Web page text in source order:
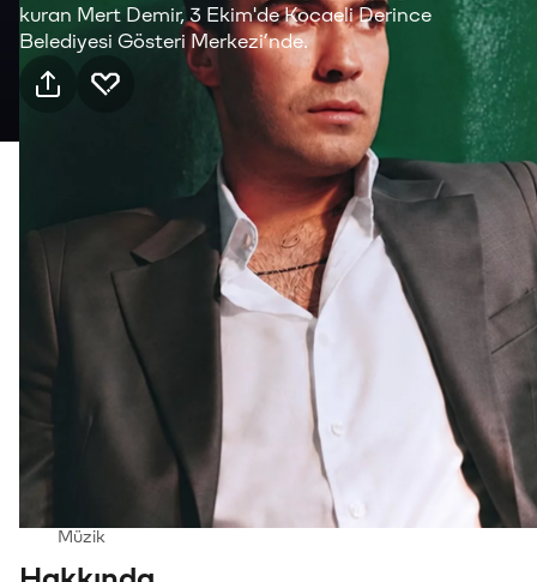
kuran Mert Demir, 3 Ekim'de Kocaeli Derince
Belediyesi Gösteri Merkezi’nde.
Pratik bilgiler
3 Eki Cumartesi · 21:00, Derince Belediyesi Gösteri
Merkezi
Etkinlik Mekan
Kimler için uygun
Müzik